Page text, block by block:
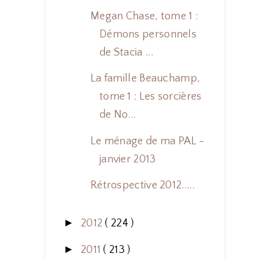
Megan Chase, tome 1 :
Démons personnels
de Stacia ...
La famille Beauchamp,
tome 1 : Les sorcières
de No...
Le ménage de ma PAL -
janvier 2013
Rétrospective 2012.....
► 2012( 224 )
► 2011( 213 )